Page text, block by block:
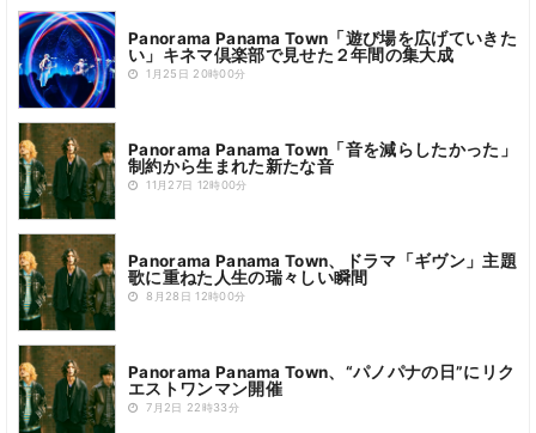
Panorama Panama Town「遊び場を広げていきた
い」キネマ倶楽部で見せた２年間の集大成
1月25日 20時00分
Panorama Panama Town「音を減らしたかった」
制約から生まれた新たな音
11月27日 12時00分
Panorama Panama Town、ドラマ「ギヴン」主題
歌に重ねた人生の瑞々しい瞬間
8月28日 12時00分
Panorama Panama Town、“パノパナの日”にリク
エストワンマン開催
7月2日 22時33分